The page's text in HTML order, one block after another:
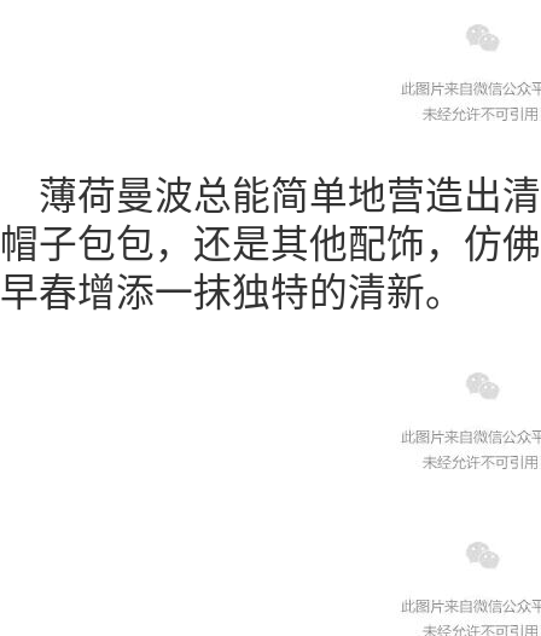
薄荷曼波总能简单地营造出
帽子包包，还是其他配饰，仿
早春增添一抹独特的清新。